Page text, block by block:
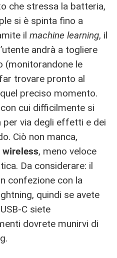
che stressa la batteria,
si è spinta fino a
il machine learning, il
andrà a togliere
(monitorandone le
trovare pronto al
preciso momento.
cui difficilmente si
per via degli effetti e dei
Ciò non manca,
, meno veloce
Da considerare: il
confezione con la
quindi se avete
C siete
dovrete munirvi di